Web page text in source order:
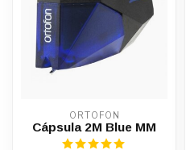
ORTOFON
Cápsula 2M Blue MM